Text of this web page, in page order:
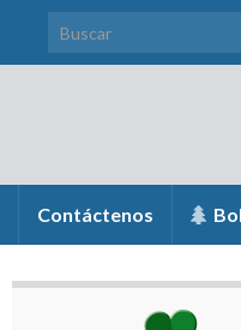
Search for:
Contáctenos